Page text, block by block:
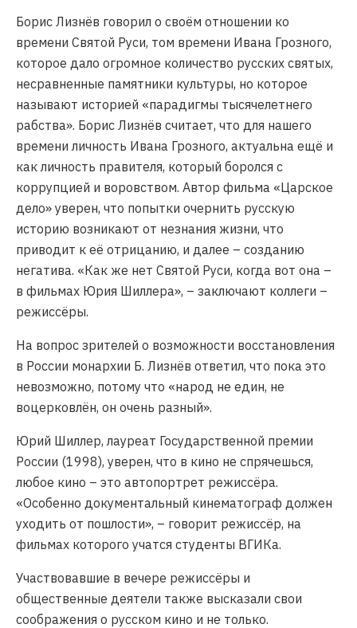
Борис Лизнёв говорил о своём отношении ко
времени Святой Руси, том времени Ивана Грозного,
которое дало огромное количество русских святых,
несравненные памятники культуры, но которое
называют историей «парадигмы тысячелетнего
рабства». Борис Лизнёв считает, что для нашего
времени личность Ивана Грозного, актуальна ещё и
как личность правителя, который боролся с
коррупцией и воровством. Автор фильма «Царское
дело» уверен, что попытки очернить русскую
историю возникают от незнания жизни, что
приводит к её отрицанию, и далее – созданию
негатива. «Как же нет Святой Руси, когда вот она –
в фильмах Юрия Шиллера», – заключают коллеги –
режиссёры.
На вопрос зрителей о возможности восстановления
в России монархии Б. Лизнёв ответил, что пока это
невозможно, потому что «народ не един, не
воцерковлён, он очень разный».
Юрий Шиллер, лауреат Государственной премии
России (1998), уверен, что в кино не спрячешься,
любое кино – это автопортрет режиссёра.
«Особенно документальный кинематограф должен
уходить от пошлости», – говорит режиссёр, на
фильмах которого учатся студенты ВГИКа.
Участвовавшие в вечере режиссёры и
общественные деятели также высказали свои
соображения о русском кино и не только.